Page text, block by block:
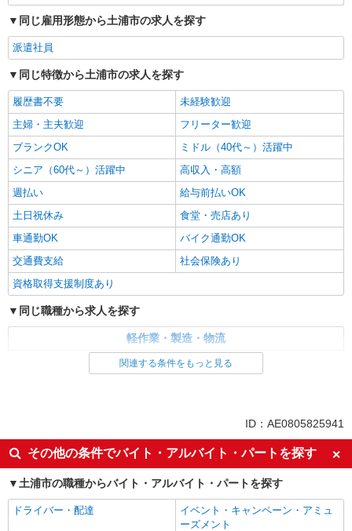
同じ雇用形態から土浦市の求人を探す
派遣社員
同じ特徴から土浦市の求人を探す
履歴書不要
未経験歓迎
主婦・主夫歓迎
フリーター歓迎
ブランクOK
ミドル（40代～）活躍中
シニア（60代～）活躍中
高収入・高額
週払い
給与前払いOK
土日祝休み
食堂・売店あり
車通勤OK
バイク通勤OK
交通費支給
社会保険あり
資格取得支援制度あり
同じ職種から求人を探す
軽作業・製造・物流
梱包・仕分け・ピッキング
土日祝休み
車通勤OK
交通費支給
社会保険あり
関連する条件をもっと見る
ID：AE0805825941
その他の条件でバイト・アルバイト・パートを探す
土浦市の職種からバイト・アルバイト・パートを探す
ドライバー・配達
イベント・キャンペーン・アミュ
ーズメント